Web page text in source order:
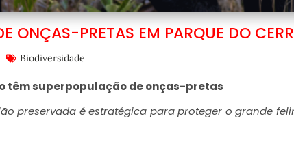
ONÇAS-PRETAS EM PARQUE DO
Biodiversidade
têm superpopulação de onças-pretas
preservada é estratégica para proteger o grande